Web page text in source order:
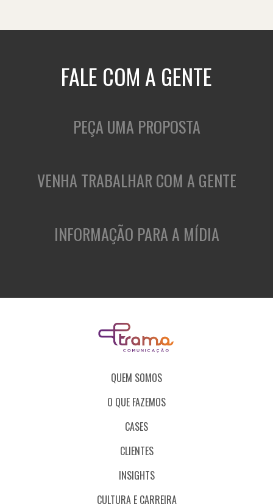
FALE COM A GENTE
PEÇA UMA PROPOSTA
VENHA TRABALHAR COM A GENTE
INFORMAÇÃO PARA A MÍDIA
QUEM SOMOS
O QUE FAZEMOS
CASES
CLIENTES
INSIGHTS
CULTURA E CARREIRA